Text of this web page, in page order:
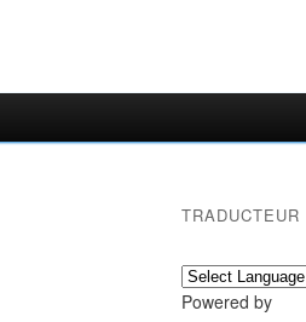
TRADUCTEUR
Powered by